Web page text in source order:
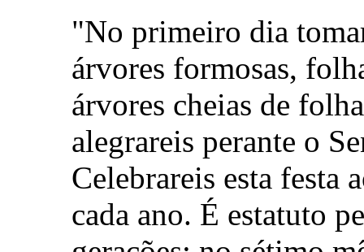
"No primeiro dia
árvores formosas,
árvores cheias de
alegrareis perante o
Celebrareis esta festa
cada ano. É estatuto